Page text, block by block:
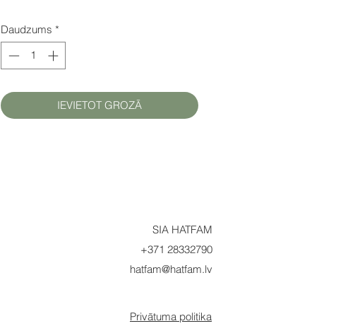
Daudzums *
IEVIETOT GROZĀ
SIA HATFAM
+371 28332790
hatfam@hatfam.lv
Privātuma politika